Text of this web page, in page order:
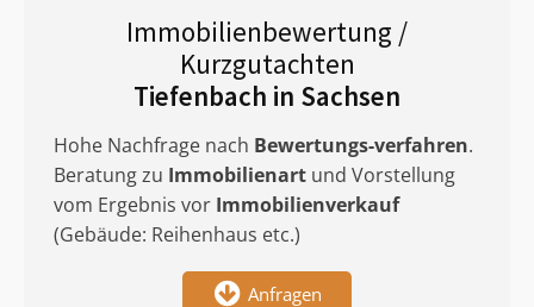
Immobilienbewertung /
Kurzgutachten
Tiefenbach in Sachsen
Hohe Nachfrage nach Bewertungs-verfahren.
Beratung zu Immobilienart und Vorstellung
vom Ergebnis vor Immobilienverkauf
(Gebäude: Reihenhaus etc.)
Anfragen